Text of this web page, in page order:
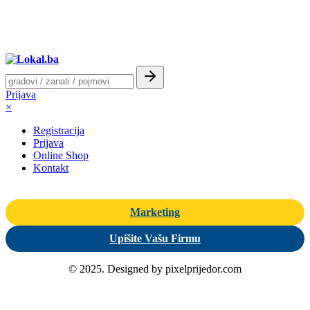
Prijava
×
Registracija
Prijava
Online Shop
Kontakt
Marketing
Upišite Vašu Firmu
© 2025. Designed by pixelprijedor.com